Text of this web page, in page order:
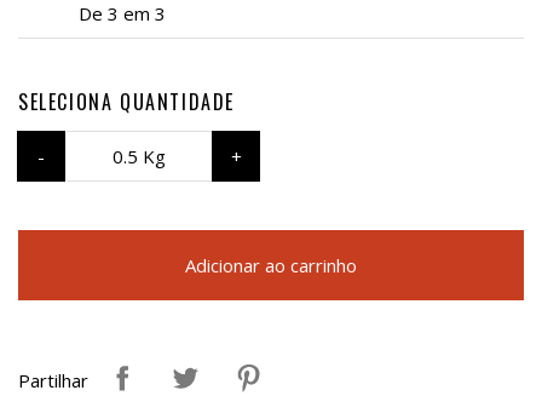
De 3 em 3
SELECIONA QUANTIDADE
0.5 Kg
Adicionar ao carrinho
Partilhar